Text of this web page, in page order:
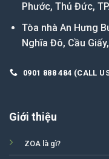
Phước, Thủ Đức,
Tòa nhà An Hưng
Nghĩa Đô, Cầu
0901 888 484 (CALL
Giới thiệu
ZOA là gì?